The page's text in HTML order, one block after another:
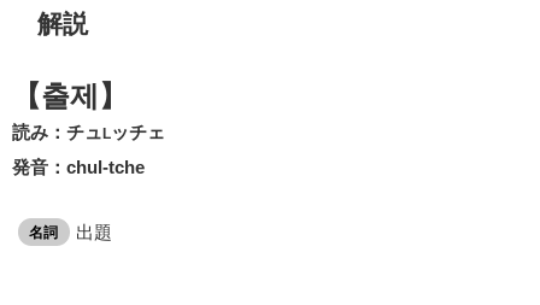
解説
【출제】
読み：チュ Lッチェ
発音：chul-tche
名詞 出題